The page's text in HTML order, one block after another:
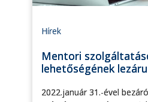
Hírek
Mentori
lehetőségének
2022.január 31.-ével